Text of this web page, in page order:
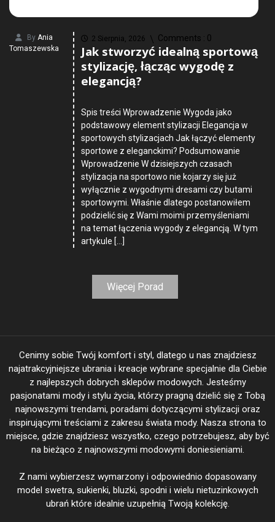
By Ania
Tomaszewska
2 Sierpnia, 2026 Comments : 0
Jak stworzyć idealną sportową
stylizację, łącząc wygodę z
elegancją?
Spis treści Wprowadzenie Wygoda jako
podstawowy element stylizacji Elegancja w
sportowych stylizacjach Jak łączyć elementy
sportowe z eleganckimi? Podsumowanie
Wprowadzenie W dzisiejszych czasach
stylizacja na sportowo nie kojarzy się już
wyłącznie z wygodnymi dresami czy butami
sportowymi. Właśnie dlatego postanowiłem
podzielić się z Wami moimi przemyśleniami
na temat łączenia wygody z elegancją. W tym
artykule […]
Więcej Porad
Cenimy sobie Twój komfort i styl, dlatego u nas znajdziesz
najatrakcyjniejsze ubrania i kreacje wybrane specjalnie dla Ciebie
z najlepszych dobrych sklepów modowych. Jesteśmy
pasjonatami mody i stylu życia, którzy pragną dzielić się z Tobą
najnowszymi trendami, poradami dotyczącymi stylizacji oraz
inspirującymi treściami z zakresu świata mody. Nasza strona to
miejsce, gdzie znajdziesz wszystko, czego potrzebujesz, aby być
na bieżąco z najnowszymi modowymi doniesieniami.
Z nami wybierzesz wymarzony i odpowiednio dopasowany
model swetra, sukienki, bluzki, spodni i wielu nietuzinkowych
ubrań które idealnie uzupełnią Twoją kolekcję.